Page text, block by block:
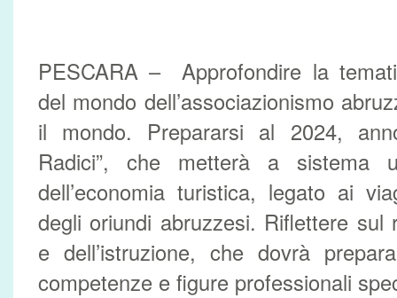
PESCARA – Approfondire la
del mondo dell’associazionismo
il mondo. Prepararsi al 2024,
Radici”, che metterà a sistema
dell’economia turistica, legato ai
degli oriundi abruzzesi. Riflettere sul
e dell’istruzione, che dovrà
competenze e figure professionali